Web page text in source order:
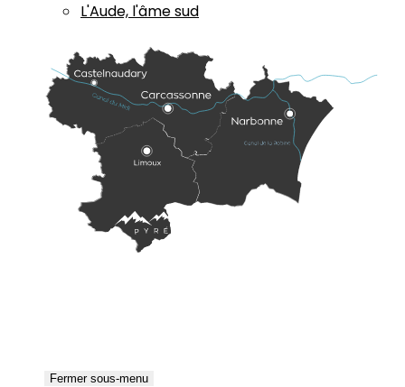
L'Aude, l'âme sud
Fermer sous-menu